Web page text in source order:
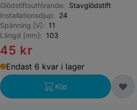
Glödstiftsutförande: Stavglödstift
Installationsdjup: 24
Spänning [V]: 11
Längd [mm]: 103
45 kr
Endast 6 kvar i lager
Köp